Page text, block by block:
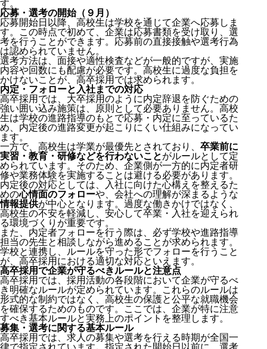
す。
応募・選考の開始（９月）
応募開始日以降、高校生は学校を通じて企業へ応募しま
す。この時点で初めて、企業は応募書類を受け取り、選
考を行うことができます。応募前の直接接触や選考行為
は認められていません。
選考方法は、面接や適性検査などが一般的ですが、実施
内容や回数にも配慮が必要です。高校生に過度な負担を
かけないことが、高卒採用では求められます。
内定・フォローと入社までの対応
高卒採用では、大卒採用のように内定辞退を防ぐための
強い囲い込み施策は、原則として必要ありません。高校
生は学校の進路指導のもとで応募・内定に至っているた
め、内定後の進路変更が起こりにくい仕組みになってい
ます。
一方で、高校生は学業が最優先とされており、 卒業前に
実習・教育・研修などを行わないことがルールとして定
められています。そのため、企業側が一方的に内定者研
修や業務体験を実施することは避ける必要があります。
内定後の対応としては、入社に向けた心構えを整えるた
めの心情面のフォローや、会社への理解が深まるような
情報提供が中心となります。過度な働きかけではなく、
高校生の不安を軽減し、安心して卒業・入社を迎えられ
る環境づくりが重要です。
また、内定者フォローを行う際は、必ず学校や進路指導
担当の先生と相談しながら進めることが求められます。
学校と連携し、ルールを守った形でフォローを行うこと
が、高卒採用における適切な対応といえます。
高卒採用で企業が守るべきルールと注意点
高卒採用では、採用活動の各段階において企業が守るべ
き明確なルールが定められています。これらのルールは
形式的な制約ではなく、高校生の保護と公平な就職機会
を確保するためのものです。ここでは、企業が特に注意
すべき基本ルールと実務上のポイントを整理します。
募集・選考に関する基本ルール
高卒採用では、求人の募集や選考を行える時期が全国一
律で指定されています。指定された開始日以前に、選考